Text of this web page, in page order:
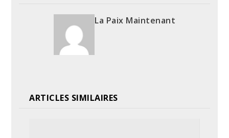
La Paix Maintenant
ARTICLES SIMILAIRES